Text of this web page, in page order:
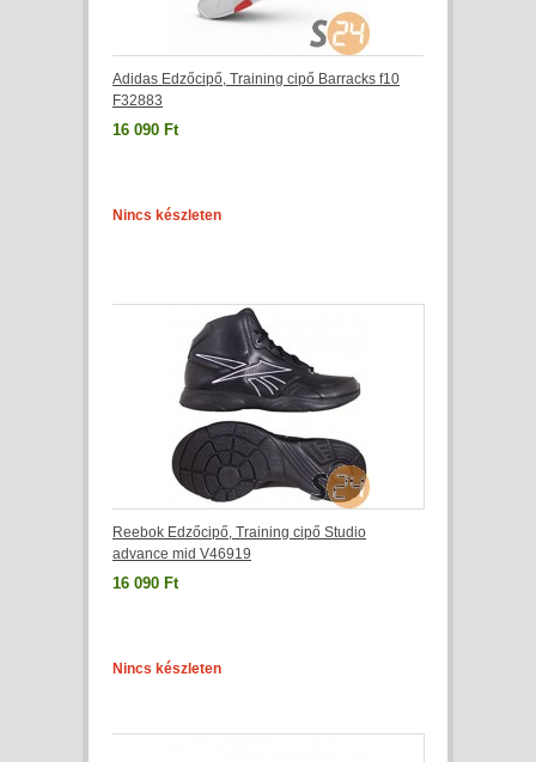
Adidas Edzőcipő, Training cipő Barracks f10
F32883
16 090 Ft
Nincs készleten
Reebok Edzőcipő, Training cipő Studio
advance mid V46919
16 090 Ft
Nincs készleten